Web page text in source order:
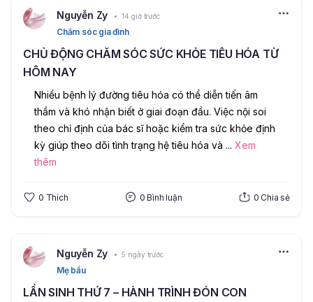
Nguyễn Zy 14 giờ trước
Chăm sóc gia đình
CHỦ ĐỘNG CHĂM SÓC SỨC KHỎE TIÊU HÓA TỪ
HÔM NAY
Nhiều bệnh lý đường tiêu hóa có thể diễn tiến âm
thầm và khó nhận biết ở giai đoạn đầu. Việc nội soi
theo chỉ định của bác sĩ hoặc kiểm tra sức khỏe định
kỳ giúp theo dõi tình trạng hệ tiêu hóa và ... Xem
thêm
0 Thích 0 Bình luận 0 Chia sẻ
Nguyễn Zy 5 ngày trước
Mẹ bầu
LẦN SINH THỨ 7 – HÀNH TRÌNH ĐÓN CON